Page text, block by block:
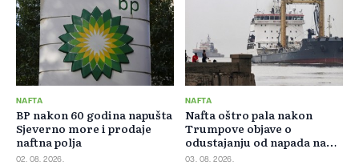
NAFTA
BP nakon 60 godina napušta
Sjeverno more i prodaje
naftna polja
02. 08. 2026.
NAFTA
Nafta oštro pala nakon
Trumpove objave o
odustajanju od napada na
Iran
03. 08. 2026.